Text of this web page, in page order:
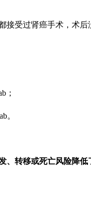
接受过肾癌手术，术后
；
。
、转移或死亡风险降低